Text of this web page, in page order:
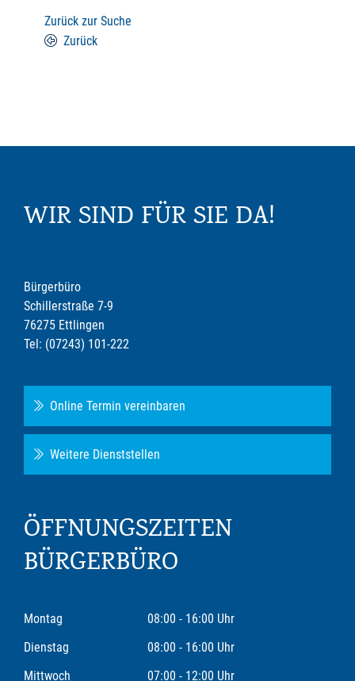
Zurück zur Suche
Zurück
WIR SIND FÜR SIE DA!
Bürgerbüro
Schillerstraße 7-9
76275 Ettlingen
Tel: (07243) 101-222
Online Termin vereinbaren
Weitere Dienststellen
ÖFFNUNGSZEITEN
BÜRGERBÜRO
Montag
08:00 - 16:00 Uhr
Dienstag
08:00 - 16:00 Uhr
Mittwoch
07:00 - 12:00 Uhr